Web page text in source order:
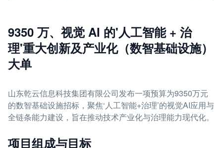
9350 万、视觉 AI 的'人工智能 + 治
理'重大创新及产业化（数智基础设施）
大单
山东乾云信息科技集团有限公司发布一项预算为9350万元
的数智基础设施招标，聚焦‘人工智能+治理’的视觉AI应用与
全链条能力建设，旨在推动技术产业化与治理能力现代化。
项目组成与目标